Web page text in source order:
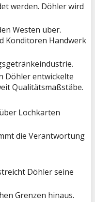
werden. Döhler wird
Westen über.
Konditoren Handwerk
Döhler entwickelte
Qualitätsmaßstäbe.
Lochkarten
die Verantwortung
Döhler seine
Grenzen hinaus.